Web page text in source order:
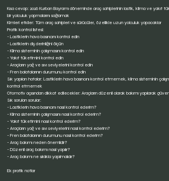
Kısa cevap: 2026 Kurban Bayramı döneminde araç sahiplerinin lastik, klima ve
bir yolculuk yapmalarını sağlamak
Kimleri etkiler: Tüm araç sahipleri ve sürücüler, özellikle uzun yolculuk yapacaklar
Pratik kontrol listesi:
- Lastiklerin hava basıncını kontrol edin
- Lastiklerin diş derinliğini ölçün
- Klima sisteminin çalışmasını kontrol edin
- Yakıt tüketimini kontrol edin
- Araçların yağ ve sıvı seviyelerini kontrol edin
- Fren balatalarının durumunu kontrol edin
Sık yapılan hatalar: Lastiklerin hava basıncını kontrol etmemek, klima sisteminin
kontrol etmemek
Otomotiv açısından dikkat edilecekler: Araçların düzenli olarak bakımı yapılarak
Sık sorulan sorular:
- Lastiklerin hava basıncını nasıl kontrol ederim?
- Klima sisteminin çalışmasını nasıl kontrol ederim?
- Yakıt tüketimini nasıl kontrol ederim?
- Araçların yağ ve sıvı seviyelerini nasıl kontrol ederim?
- Fren balatalarının durumunu nasıl kontrol ederim?
- Araç bakımı neden önemlidir?
- Düzenli araç bakımı nasıl yapılır?
- Araç bakımı ne sıklıkla yapılmalıdır?
Ek pratik notlar